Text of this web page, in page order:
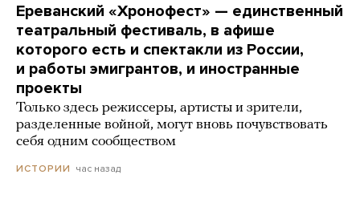
Ереванский «Хронофест» — единственный
театральный фестиваль, в афише
которого есть и спектакли из России,
и работы эмигрантов, и иностранные
проекты
Только здесь режиссеры, артисты и зрители,
разделенные войной, могут вновь почувствовать
себя одним сообществом
ИСТОРИИ час назад